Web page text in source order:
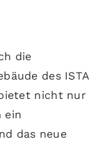
die
des ISTA
nicht nur
ein
das neue